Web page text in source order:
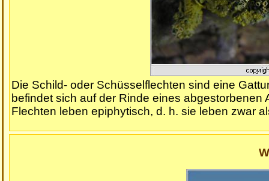
Die Schild- oder Schüsselflechten sind eine
befindet sich auf der Rinde eines abgestorbenen
Flechten leben epiphytisch, d. h. sie leben zwar